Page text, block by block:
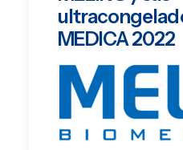
MEDICA 2022